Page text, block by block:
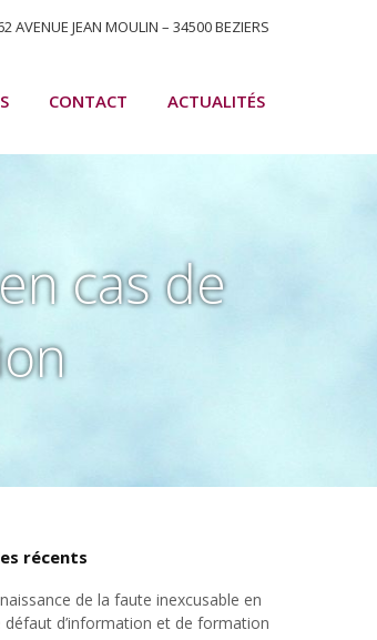
AVENUE JEAN MOULIN – 34500 BEZIERS
CONTACT ACTUALITÉS
cas de
récents
de la faute inexcusable en
défaut d’information et de formation